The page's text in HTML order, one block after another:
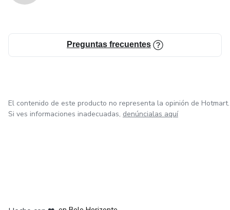
Preguntas frecuentes
El contenido de este producto no representa la opinión de Hotmart.
Si ves informaciones inadecuadas, denúncialas aquí